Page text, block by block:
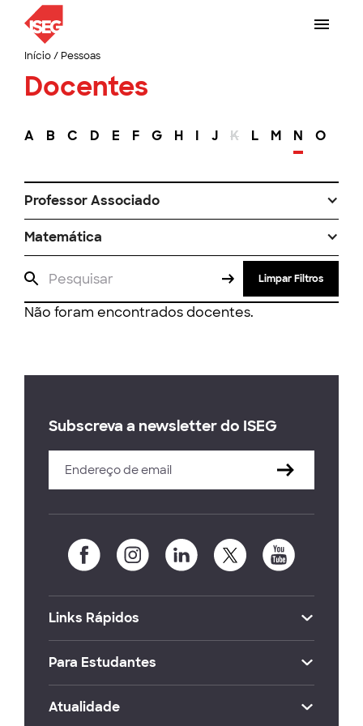
Início/ Pessoas
Docentes
A B C D E F G H I J K L M N O
Professor Associado
Matemática
Limpar Filtros
Não foram encontrados docentes.
Subscreva a newsletter do ISEG
Links Rápidos
Para Estudantes
Atualidade